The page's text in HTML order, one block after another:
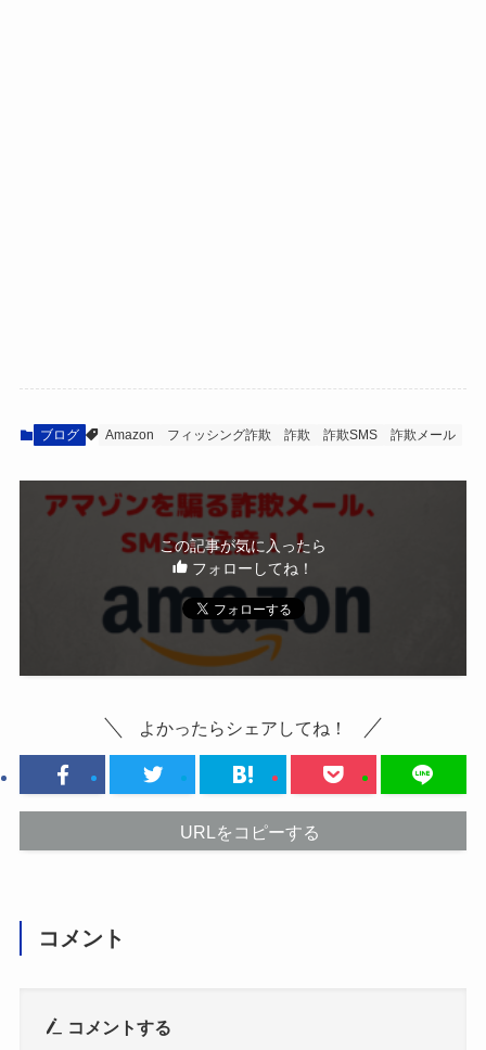
ブログ Amazon フィッシング詐欺 詐欺 詐欺SMS 詐欺メール
この記事が気に入ったら
フォローしてね！
よかったらシェアしてね！
URLをコピーする
コメント
コメントする